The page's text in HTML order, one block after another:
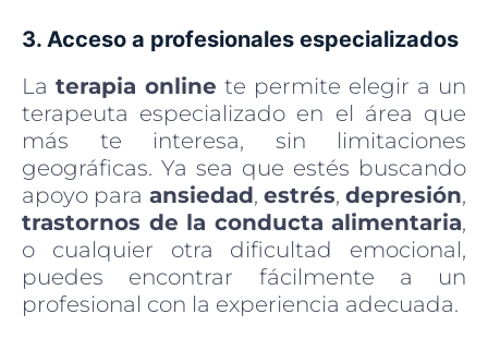
3. Acceso a profesionales especializados
La terapia online te permite elegir a un
terapeuta especializado en el área que
más te interesa, sin limitaciones
geográficas. Ya sea que estés buscando
apoyo para ansiedad, estrés, depresión,
trastornos de la conducta alimentaria,
o cualquier otra dificultad emocional,
puedes encontrar fácilmente a un
profesional con la experiencia adecuada.